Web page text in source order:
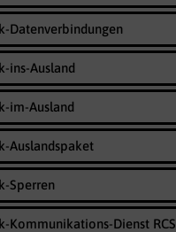
Datenverbindungen
ins-Ausland
im-Ausland
Auslandspaket
Sperren
Kommunikations-Dienst RCS